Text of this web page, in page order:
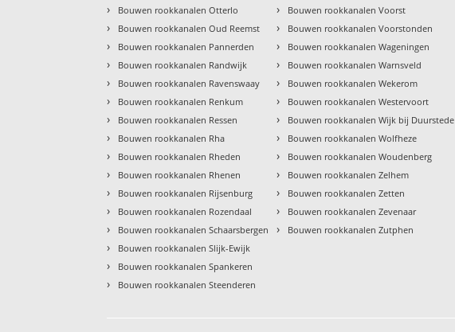
› Bouwen rookkanalen Otterlo
› Bouwen rookkanalen Oud Reemst
› Bouwen rookkanalen Pannerden
› Bouwen rookkanalen Randwijk
› Bouwen rookkanalen Ravenswaay
› Bouwen rookkanalen Renkum
› Bouwen rookkanalen Ressen
› Bouwen rookkanalen Rha
› Bouwen rookkanalen Rheden
› Bouwen rookkanalen Rhenen
› Bouwen rookkanalen Rijsenburg
› Bouwen rookkanalen Rozendaal
› Bouwen rookkanalen Schaarsbergen
› Bouwen rookkanalen Slijk-Ewijk
› Bouwen rookkanalen Spankeren
› Bouwen rookkanalen Steenderen
› Bouwen rookkanalen Voorst
› Bouwen rookkanalen Voorstonden
› Bouwen rookkanalen Wageningen
› Bouwen rookkanalen Warnsveld
› Bouwen rookkanalen Wekerom
› Bouwen rookkanalen Westervoort
› Bouwen rookkanalen Wijk bij Duurstede
› Bouwen rookkanalen Wolfheze
› Bouwen rookkanalen Woudenberg
› Bouwen rookkanalen Zelhem
› Bouwen rookkanalen Zetten
› Bouwen rookkanalen Zevenaar
› Bouwen rookkanalen Zutphen